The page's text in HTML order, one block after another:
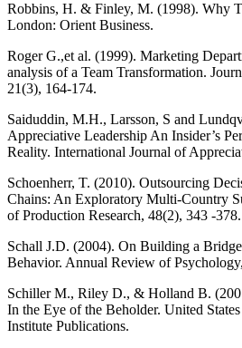
Robbins, H. & Finley, M. (1998). Why
London: Orient Business.
Roger G.,et al. (1999). Marketing
analysis of a Team Transformation.
21(3), 164-174.
Saiduddin, M.H., Larsson, S and
Appreciative Leadership An Insider’s
Reality. International Journal of
Schoenherr, T. (2010). Outsourcing
Chains: An Exploratory Multi-Country
of Production Research, 48(2), 343 -378.
Schall J.D. (2004). On Building a
Behavior. Annual Review of
Schiller M., Riley D., & Holland B.
In the Eye of the Beholder. United
Institute Publications.